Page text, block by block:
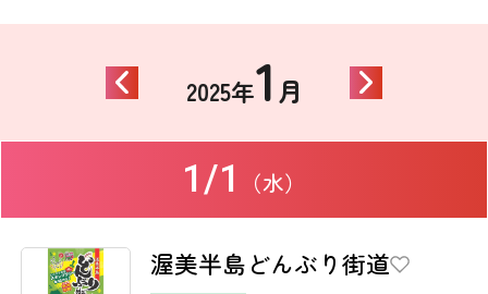
2025年1 月
1/1 （水）
渥美半島どんぶり街道